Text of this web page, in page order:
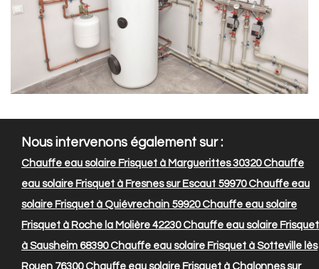
Nous intervenons également sur :
Chauffe eau solaire Frisquet à Marguerittes 30320Chauffe
eau solaire Frisquet à Fresnes sur Escaut 59970Chauffe eau
solaire Frisquet à Quiévrechain 59920Chauffe eau solaire
Frisquet à Roche la Molière 42230Chauffe eau solaire Frisquet
à Sausheim 68390Chauffe eau solaire Frisquet à Sotteville lès
Rouen 76300Chauffe eau solaire Frisquet à Chalonnes sur